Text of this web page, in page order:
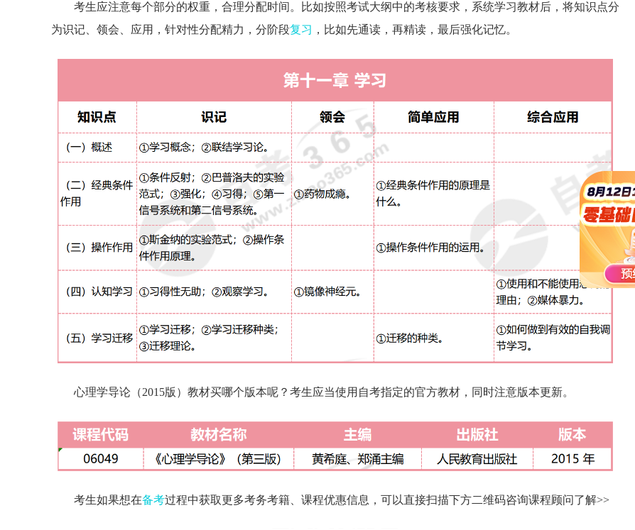
考生应注意每个部分的权重，合理分配时间。比如按照考试大纲中的考核要求，系统学习教材后，将知识点分
为识记、领会、应用，针对性分配精力，分阶段复习 ，比如先通读，再精读，最后强化记忆。
心理学导论（2015版）教材买哪个版本呢？考生应当使用自考指定的官方教材，同时注意版本更新。
考生如果想在备考过程中获取更多考务考籍、课程优惠信息，可以直接扫描下方二维码咨询课程顾问了解>>